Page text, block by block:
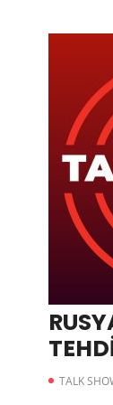
TALK